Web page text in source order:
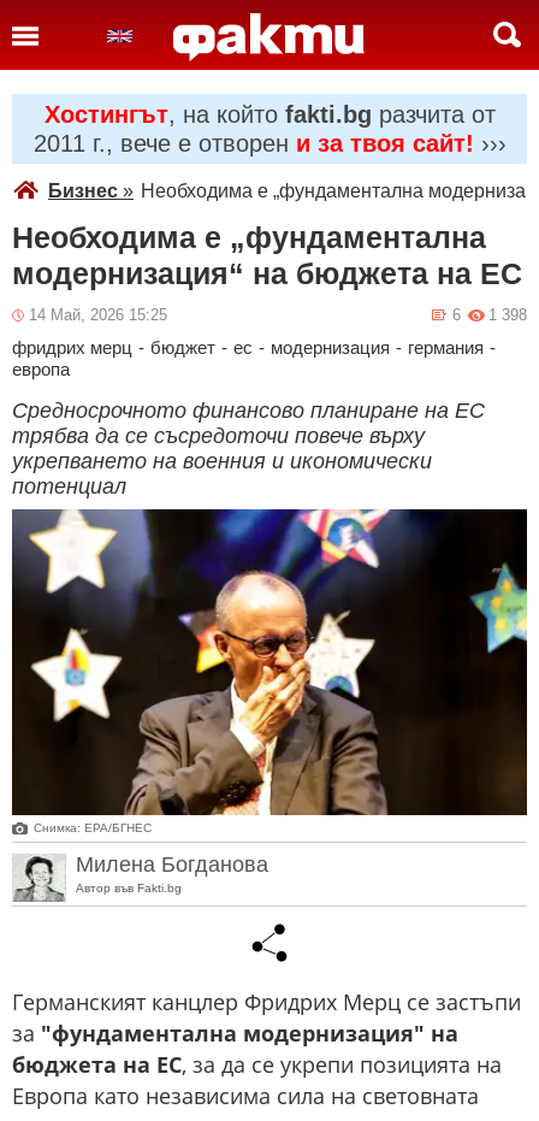
Хостингът, на който fakti.bg разчита от
2011 г., вече е отворен и за твоя сайт! ›››
Бизнес » Необходима е „фундаментална
Необходима е „фундаментална
модернизация“ на бюджета на ЕС
14 Май, 2026 15:25 1 398
6
фридрих мерц - бюджет - ес - модернизация - германия -
европа
Средносрочното финансово планиране на ЕС
трябва да се съсредоточи повече върху
укрепването на военния и икономически
потенциал
Снимка: ЕРА/БГНЕС
Милена Богданова
Автор във Fakti.bg
Германският канцлер Фридрих Мерц се застъпи
за "фундаментална модернизация" на
бюджета на ЕС, за да се укрепи позицията на
Европа като независима сила на световната